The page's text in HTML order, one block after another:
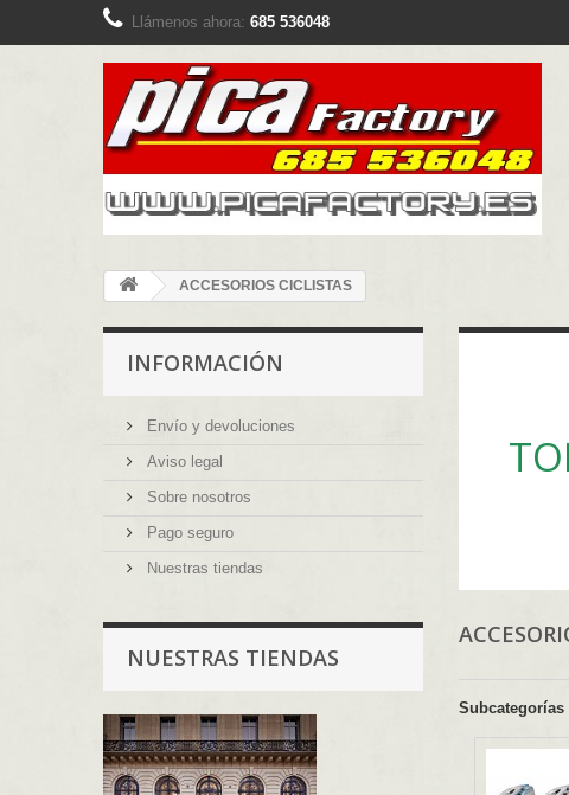
Llámenos ahora: 685 536048
ACCESORIOS CICLISTAS
INFORMACIÓN
Envío y devoluciones
Aviso legal
Sobre nosotros
Pago seguro
Nuestras tiendas
NUESTRAS TIENDAS
Subcategorías